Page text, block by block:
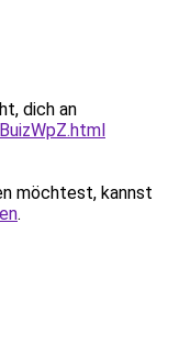
dich an
möchtest, kannst
.